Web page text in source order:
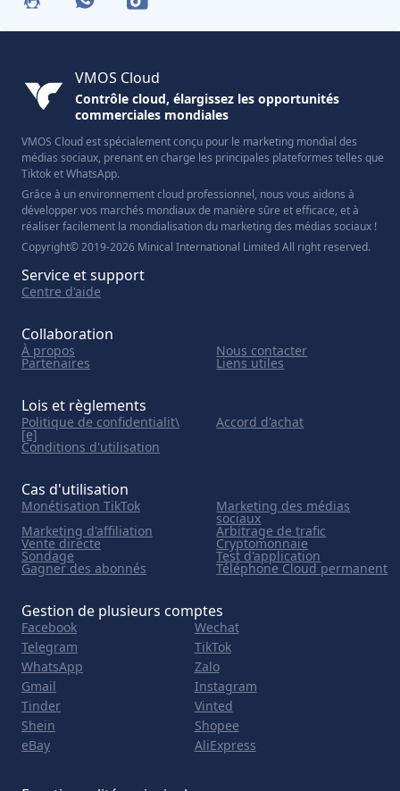
VMOS Cloud
Contrôle cloud, élargissez les opportunités
commerciales mondiales
VMOS Cloud est spécialement conçu pour le marketing mondial des
médias sociaux, prenant en charge les principales plateformes telles que
Tiktok et WhatsApp.
Grâce à un environnement cloud professionnel, nous vous aidons à
développer vos marchés mondiaux de manière sûre et efficace, et à
réaliser facilement la mondialisation du marketing des médias sociaux !
Copyright© 2019-2026 Minical International Limited All right reserved.
Service et support
Centre d'aide
Collaboration
À propos Nous contacter
Partenaires Liens utiles
Lois et règlements
Politique de confidentialit\
[e]
Accord d'achat
Conditions d'utilisation
Cas d'utilisation
Monétisation TikTok Marketing des médias
sociaux
Marketing d'affiliation Arbitrage de trafic
Vente directe Cryptomonnaie
Sondage Test d'application
Gagner des abonnés Téléphone Cloud permanent
Gestion de plusieurs comptes
Facebook
Wechat
Telegram
TikTok
WhatsApp
Zalo
Gmail
Instagram
Tinder
Vinted
Shein
Shopee
eBay
AliExpress